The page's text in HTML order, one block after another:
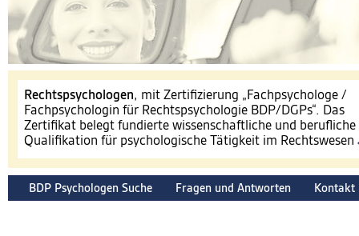
​Rechtspsychologen, mit Zertifizierung „Fachpsychologe /
Fachpsychologin für Rechtspsychologie BDP/DGPs“. Das
Zertifikat belegt fundierte wissenschaftliche und berufliche
Qualifikation für psychologische Tätigkeit im Rechtswesen
BDP Psychologen Suche Fragen und Antworten Kontakt